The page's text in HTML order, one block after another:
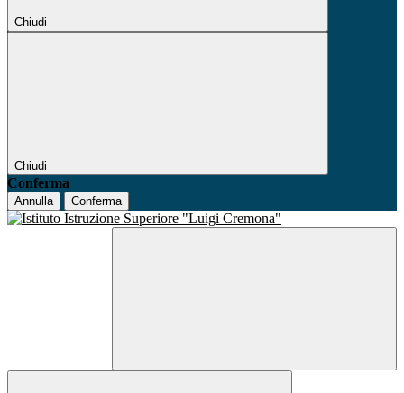
Chiudi
Chiudi
Conferma
Annulla Conferma